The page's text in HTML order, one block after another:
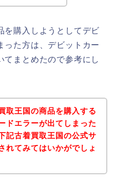
を購入しようとしてデビ
った方は、デビットカー
てまとめたので参考にし
取王国の商品を購入する
ドエラーが出てしまった
記古着買取王国の公式サ
れてみてはいかがでしょ